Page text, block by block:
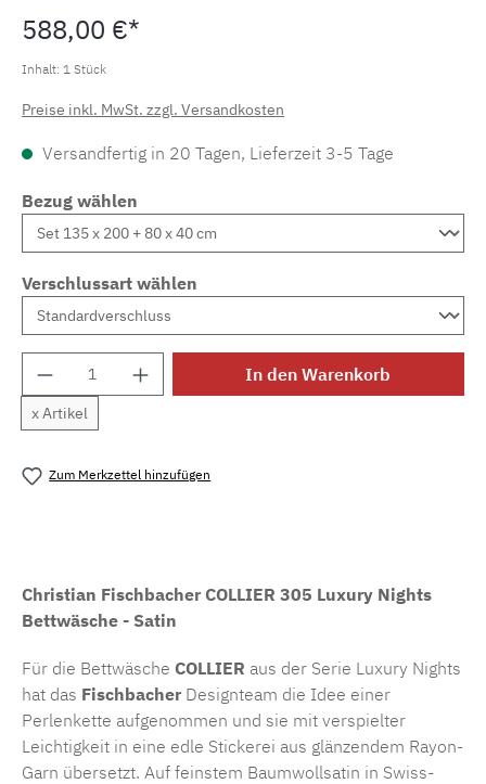
588,00 €*
Inhalt: 1 Stück
Preise inkl. MwSt. zzgl. Versandkosten
Versandfertig in 20 Tagen, Lieferzeit 3-5 Tage
Bezug wählen
Verschlussart wählen
Produkt Anzahl: Gib den gewünschten
x Artikel
In den Warenkorb
Zum Merkzettel hinzufügen
Christian Fischbacher COLLIER 305 Luxury Nights
Bettwäsche - Satin
Für die Bettwäsche COLLIER aus der Serie Luxury Nights
hat das Fischbacher Designteam die Idee einer
Perlenkette aufgenommen und sie mit verspielter
Leichtigkeit in eine edle Stickerei aus glänzendem Rayon-
Garn übersetzt. Auf feinstem Baumwollsatin in Swiss-